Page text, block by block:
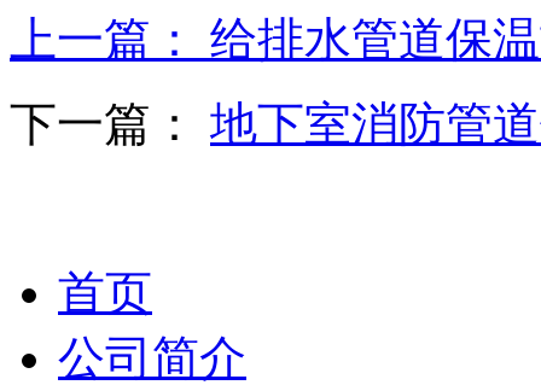
上一篇： 给排水管道保
下一篇： 地下室消防管
首页
公司简介